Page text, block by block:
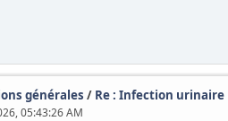
générales / Re : Infection urinaire
05:43:26 AM